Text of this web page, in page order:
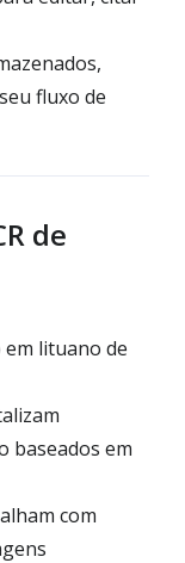
fluxo de
de
lituano de
baseados em
com